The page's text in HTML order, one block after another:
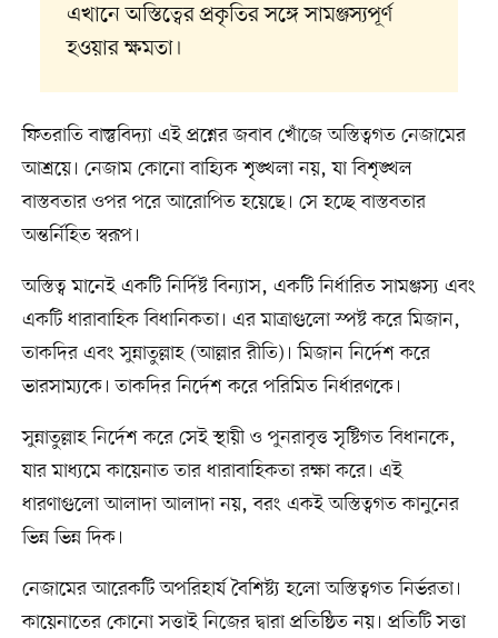
এখানে অস্তিত্বের প্রকৃতির সঙ্গে সামঞ্জস্যপূর্ণ
হওয়ার ক্ষমতা।
ফিতরাতি বাস্তুবিদ্যা এই প্রশ্নের জবাব খোঁজে অস্তিত্বগত নেজামের
আশ্রয়ে। নেজাম কোনো বাহ্যিক শৃঙ্খলা নয়, যা বিশৃঙ্খল
বাস্তবতার ওপর পরে আরোপিত হয়েছে। সে হচ্ছে বাস্তবতার
অন্তর্নিহিত স্বরূপ।
অস্তিত্ব মানেই একটি নির্দিষ্ট বিন্যাস, একটি নির্ধারিত সামঞ্জস্য এবং
একটি ধারাবাহিক বিধানিকতা। এর মাত্রাগুলো স্পষ্ট করে মিজান,
তাকদির এবং সুন্নাতুল্লাহ (আল্লার রীতি)। মিজান নির্দেশ করে
ভারসাম্যকে। তাকদির নির্দেশ করে পরিমিত নির্ধারণকে।
সুন্নাতুল্লাহ নির্দেশ করে সেই স্থায়ী ও পুনরাবৃত্ত সৃষ্টিগত বিধানকে,
যার মাধ্যমে কায়েনাত তার ধারাবাহিকতা রক্ষা করে। এই
ধারণাগুলো আলাদা আলাদা নয়, বরং একই অস্তিত্বগত কানুনের
ভিন্ন ভিন্ন দিক।
নেজামের আরেকটি অপরিহার্য বৈশিষ্ট্য হলো অস্তিত্বগত নির্ভরতা।
কায়েনাতের কোনো সত্তাই নিজের দ্বারা প্রতিষ্ঠিত নয়। প্রতিটি সত্তা